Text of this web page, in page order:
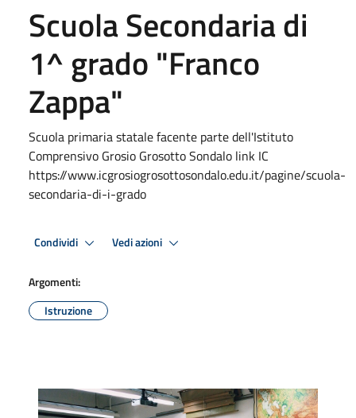
Scuola Secondaria di
1^ grado "Franco
Zappa"
Scuola primaria statale facente parte dell'Istituto
Comprensivo Grosio Grosotto Sondalo link IC
https://www.icgrosiogrosottosondalo.edu.it/pagine/scuola-
secondaria-di-i-grado
Condividi Vedi azioni
Argomenti:
Istruzione